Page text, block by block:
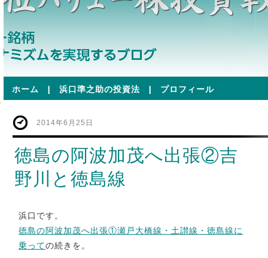
ホーム | 浜口準之助の投資法 | プロフィール
2014年6月25日
徳島の阿波加茂へ出張②吉
野川と徳島線
浜口です。
徳島の阿波加茂へ出張①瀬戸大橋線・土讃線・徳島線に
乗っての続きを。